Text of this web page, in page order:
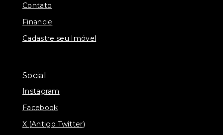
Contato
Financie
Cadastre seu Imóvel
Social
Instagram
Facebook
X (Antigo Twitter)